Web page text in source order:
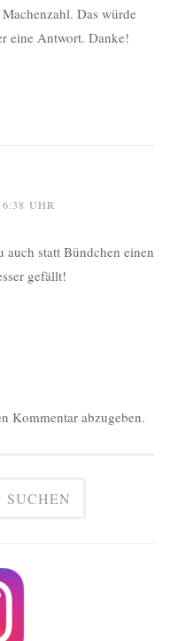
Das würde
eine Antwort. Danke!
UHR
statt Bündchen einen
gefällt!
Kommentar abzugeben.